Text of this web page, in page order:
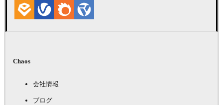
Chaos
会社情報
ブログ